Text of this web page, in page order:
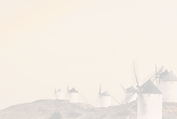
und zahlreichen
soweit und die ersten
auf den Markt gebracht.
zwei Weine produziert – ein
Zweitwein. Beide Crus
bis zur finalen Verkostung in
ausgebaut. Erst anschließend